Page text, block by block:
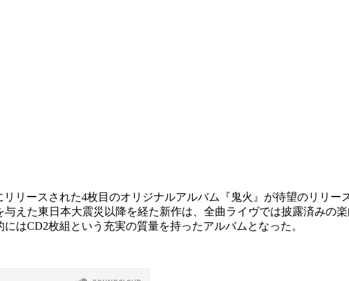
リリースされた4枚目のオリジナルアルバム『鬼火』が待望のリリー
えた東日本大震災以降を経た新作は、 全曲ライヴでは披露済みの
はCD2枚組という充実の質量を持ったアルバムとなった。